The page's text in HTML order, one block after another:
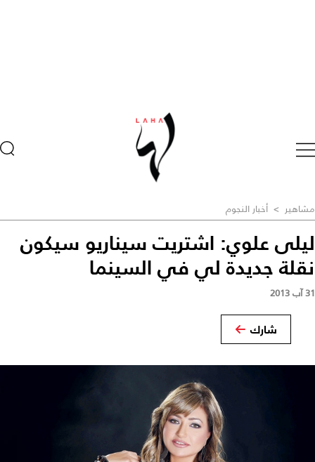
مشاهير > أخبار النجوم
ليلى علوي: اشتريت سيناريو سيكون
نقلة جديدة لي في السينما
31 آب 2013
شارك